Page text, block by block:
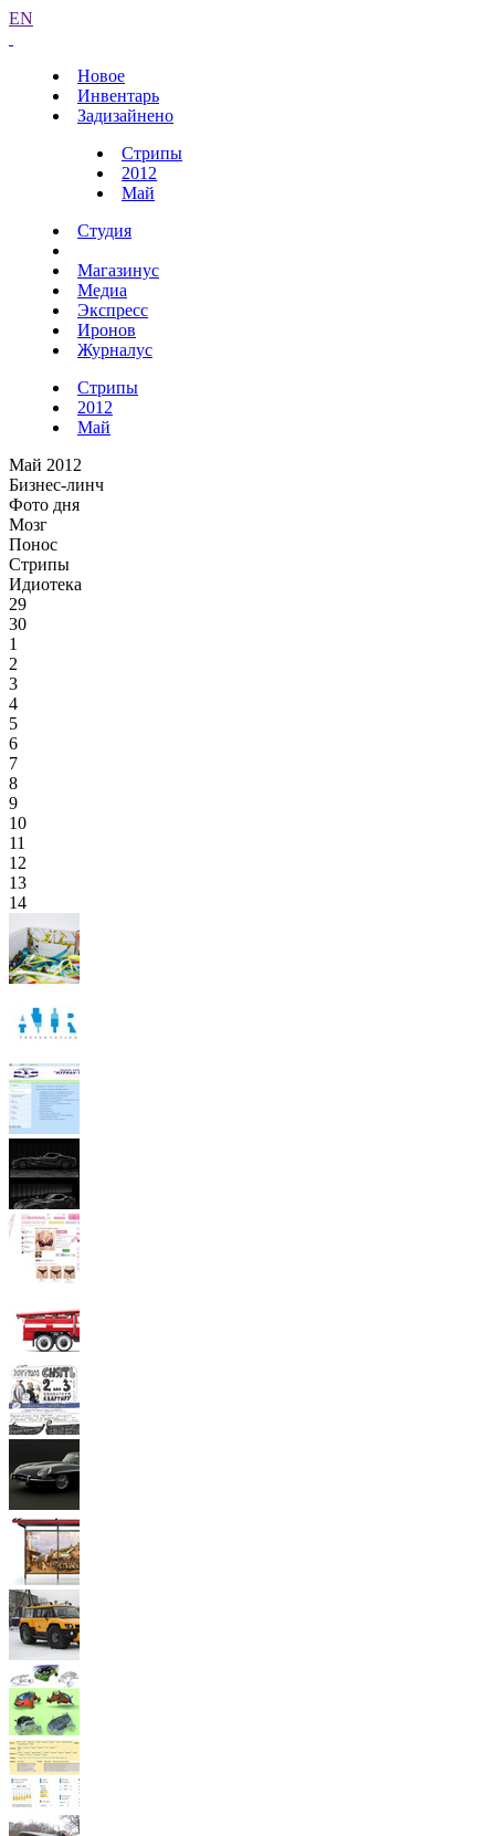
EN
Новое
Инвентарь
Задизайнено
Стрипы
2012
Май
Студия
Магазинус
Медиа
Экспресс
Иронов
Журналус
Стрипы
2012
Май
Май 2012
Бизнес-линч
Фото дня
Мозг
Понос
Стрипы
Идиотека
29
30
1
2
3
4
5
6
7
8
9
10
11
12
13
14